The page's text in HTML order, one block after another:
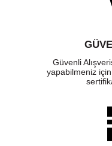
Güvenli
yapabilmeniz